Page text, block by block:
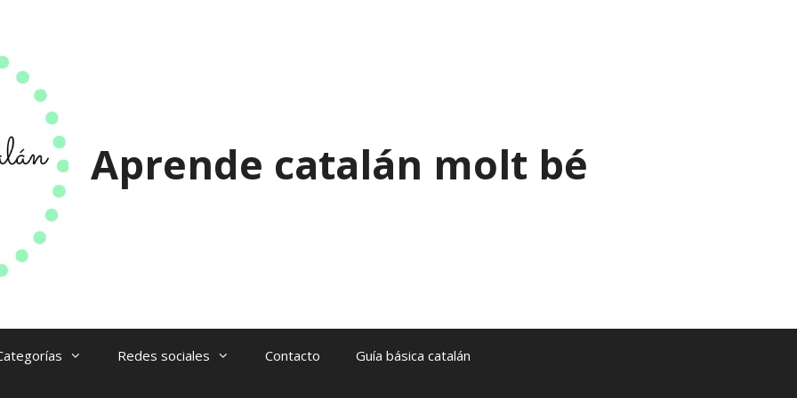
Aprende catalán molt bé
Redes sociales Contacto Guía básica catalán